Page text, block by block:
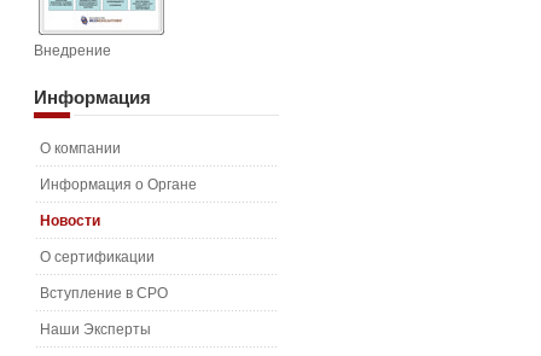
Внедрение
Информация
О компании
Информация о Органе
Новости
О сертификации
Вступление в СРО
Наши Эксперты